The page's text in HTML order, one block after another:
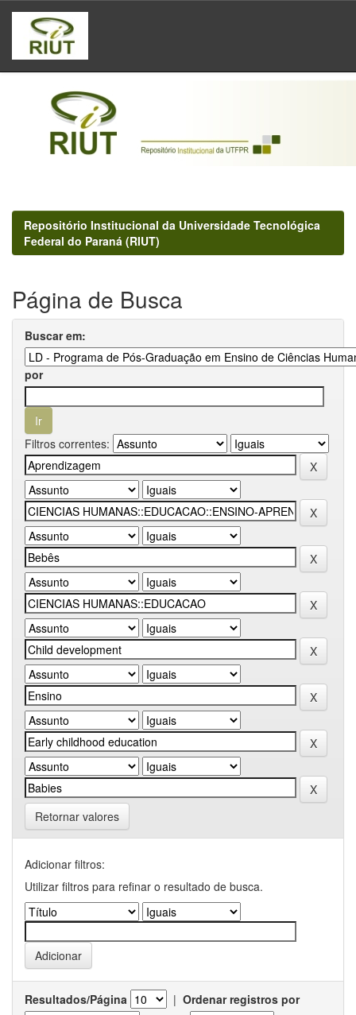
Skip
navigation
Repositório Institucional da Universidade Tecnológica
Federal do Paraná (RIUT)
Página de Busca
Buscar em:
por
Filtros correntes:
Retornar valores
Adicionar filtros:
Utilizar filtros para refinar o resultado de busca.
Resultados/Página | Ordenar registros por